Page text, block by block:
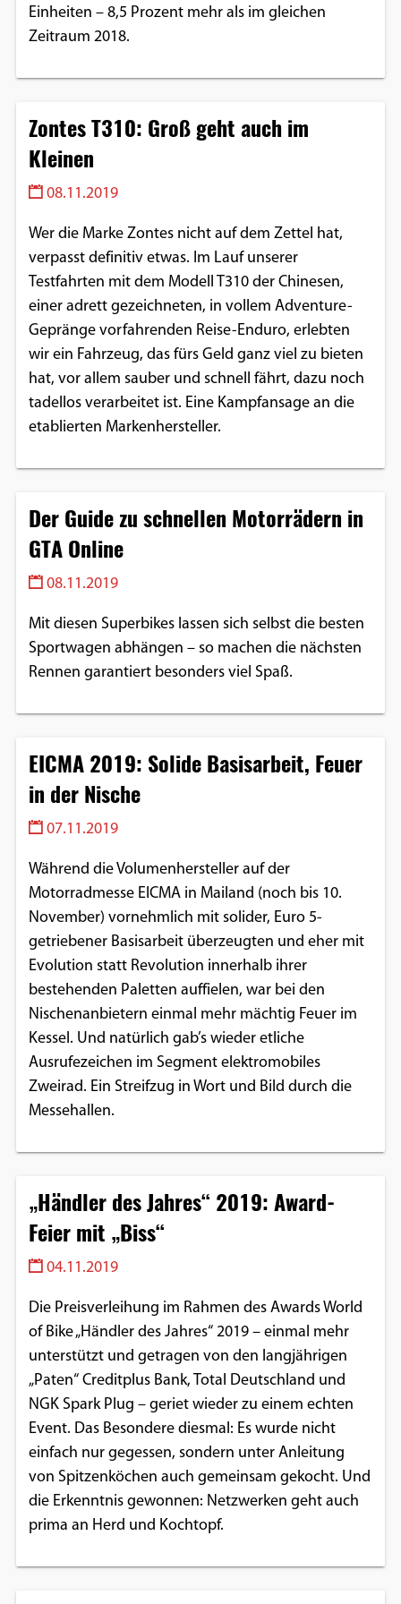
Einheiten – 8,5 Prozent mehr als im gleichen
Zeitraum 2018.
Zontes T310: Groß geht auch im
Kleinen
08.11.2019
Wer die Marke Zontes nicht auf dem Zettel hat,
verpasst definitiv etwas. Im Lauf unserer
Testfahrten mit dem Modell T310 der Chinesen,
einer adrett gezeichneten, in vollem Adventure-
Gepränge vorfahrenden Reise-Enduro, erlebten
wir ein Fahrzeug, das fürs Geld ganz viel zu bieten
hat, vor allem sauber und schnell fährt, dazu noch
tadellos verarbeitet ist. Eine Kampfansage an die
etablierten Markenhersteller.
Der Guide zu schnellen Motorrädern in
GTA Online
08.11.2019
Mit diesen Superbikes lassen sich selbst die besten
Sportwagen abhängen – so machen die nächsten
Rennen garantiert besonders viel Spaß.
EICMA 2019: Solide Basisarbeit, Feuer
in der Nische
07.11.2019
Während die Volumenhersteller auf der
Motorradmesse EICMA in Mailand (noch bis 10.
November) vornehmlich mit solider, Euro 5-
getriebener Basisarbeit überzeugten und eher mit
Evolution statt Revolution innerhalb ihrer
bestehenden Paletten auffielen, war bei den
Nischenanbietern einmal mehr mächtig Feuer im
Kessel. Und natürlich gab’s wieder etliche
Ausrufezeichen im Segment elektromobiles
Zweirad. Ein Streifzug in Wort und Bild durch die
Messehallen.
„Händler des Jahres“ 2019: Award-
Feier mit „Biss“
04.11.2019
Die Preisverleihung im Rahmen des Awards World
of Bike „Händler des Jahres“ 2019 – einmal mehr
unterstützt und getragen von den langjährigen
„Paten“ Creditplus Bank, Total Deutschland und
NGK Spark Plug – geriet wieder zu einem echten
Event. Das Besondere diesmal: Es wurde nicht
einfach nur gegessen, sondern unter Anleitung
von Spitzenköchen auch gemeinsam gekocht. Und
die Erkenntnis gewonnen: Netzwerken geht auch
prima an Herd und Kochtopf.
Google Maps